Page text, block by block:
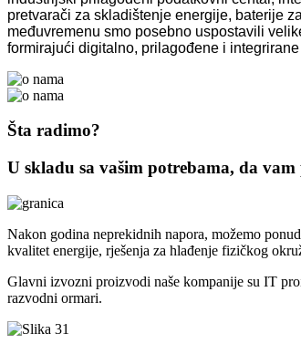
pretvarači za skladištenje energije, baterije
međuvremenu smo posebno uspostavili
formirajući digitalno, prilagođene i
Šta radimo?
U skladu sa vašim potrebama, da vam
Nakon godina neprekidnih napora, možemo
kvalitet energije, rješenja za hlađenje fizičkog
Glavni izvozni proizvodi naše kompanije su IT
razvodni ormari.